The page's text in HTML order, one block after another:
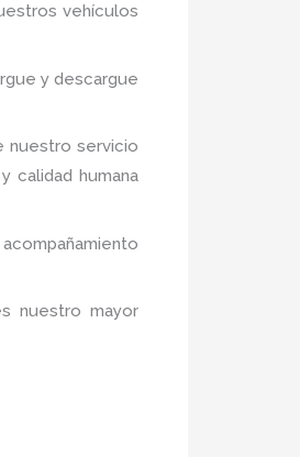
vehículos
y descargue
nuestro servicio
calidad humana
nuestro mayor